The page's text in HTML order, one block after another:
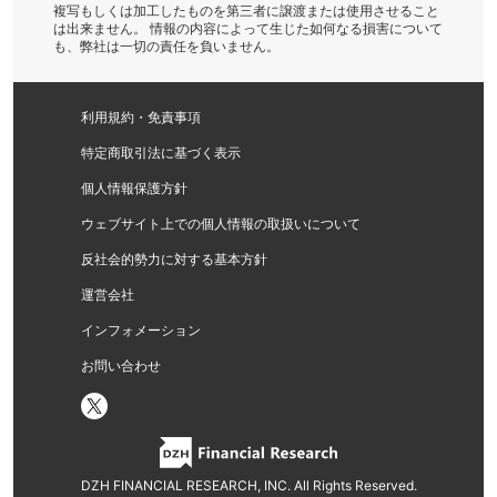
複写もしくは加工したものを第三者に譲渡または使用させること
は出来ません。 情報の内容によって生じた如何なる損害について
も、弊社は一切の責任を負いません。
利用規約・免責事項
特定商取引法に基づく表示
個人情報保護方針
ウェブサイト上での個人情報の取扱いについて
反社会的勢力に対する基本方針
運営会社
インフォメーション
お問い合わせ
DZH FINANCIAL RESEARCH, INC. All Rights Reserved.